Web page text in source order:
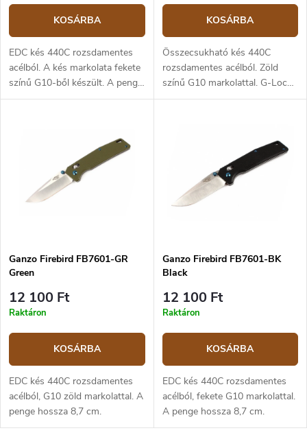
KOSÁRBA
EDC kés 440C rozsdamentes
acélból. A kés markolata fekete
színű G10-ből készült. A penge
hossza 8,5 cm.
KOSÁRBA
Összecsukható kés 440C
rozsdamentes acélból. Zöld
színű G10 markolattal. G-Lock
(Axis lock) biztosítással. A
Ganzo Firebird FB7601-GR
Green
12 100 Ft
Raktáron
KOSÁRBA
EDC kés 440C rozsdamentes
acélból, G10 zöld markolattal. A
penge hossza 8,7 cm.
Ganzo Firebird FB7601-BK
Black
12 100 Ft
Raktáron
KOSÁRBA
EDC kés 440C rozsdamentes
acélból, fekete G10 markolattal.
A penge hossza 8,7 cm.